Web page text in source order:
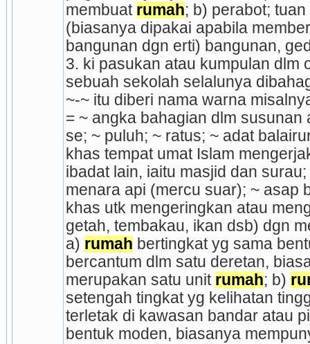
membuat rumah; b) perabot;
(biasanya dipakai apabila
bangunan dgn erti) bangunan,
3. ki pasukan atau kumpulan dlm
sebuah sekolah selalunya
~-~ itu diberi nama warna
= ~ angka bahagian dlm susunan
se; ~ puluh; ~ ratus; ~ adat
khas tempat umat Islam
ibadat lain, iaitu masjid dan
menara api (mercu suar); ~ asap
khas utk menge­ringkan atau
getah, tembakau, ikan dsb) dgn
a) rumah bertingkat yg sama
bercantum dlm satu deretan,
merupakan satu unit rumah; b)
setengah tingkat yg kelihatan
terletak di kawasan bandar atau
bentuk moden, biasanya